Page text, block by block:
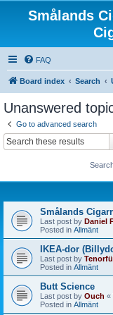
Smålands
FAQ
Board index Search
Unanswered
Go to advanced search
Smålands
Last post by Daniel
Posted in Allmänt
IKEA-dor
Last post by
Posted in Allmänt
Butt Science
Last post by Ouch «
Posted in Allmänt